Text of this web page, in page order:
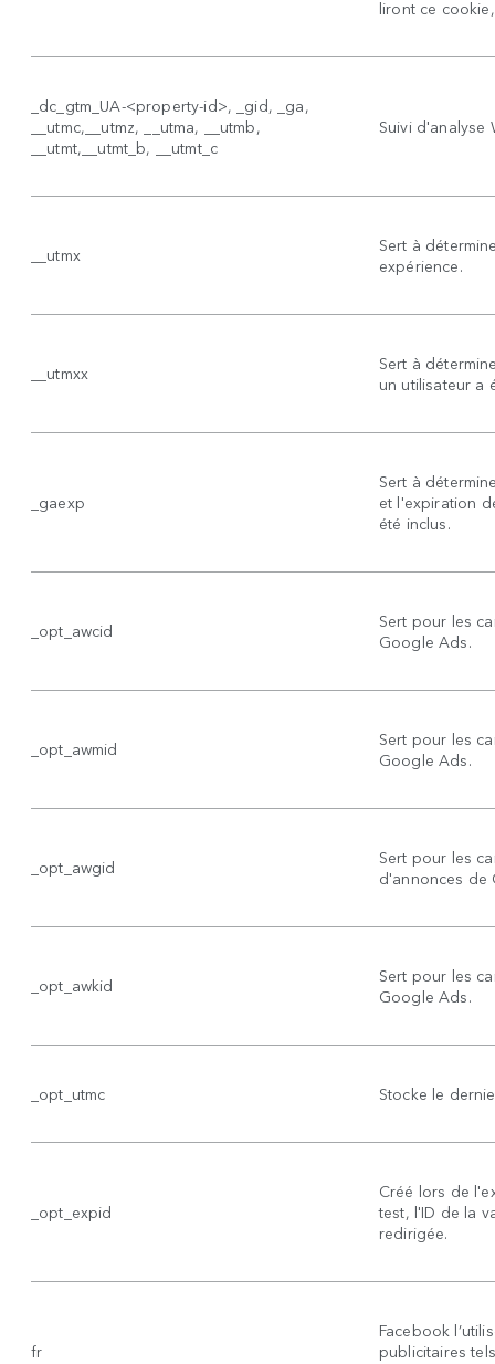
liront ce
_dc_gtm_UA-<property-id>, _gid, _ga,
__utmc,__utmz, __utma, __utmb,
__utmt,__utmt_b, __utmt_c
Suivi d'analyse
__utmx
Sert à
expérience.
__utmxx
Sert à
un utilisateur a
_gaexp
Sert à
et l'expiration
été inclus.
_opt_awcid
Sert pour les
Google Ads.
_opt_awmid
Sert pour les
Google Ads.
_opt_awgid
Sert pour les
d'annonces de
_opt_awkid
Sert pour les
Google Ads.
_opt_utmc Stocke le
_opt_expid
Créé lors de
test, l'ID de la
redirigée.
fr
Facebook
publicitaires